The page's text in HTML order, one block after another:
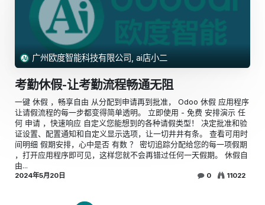
广州欧度智能科技有限公司, ai店小二
考勤休假-让考勤流程畅通无阻
一键 休假 ，畅享自由 从分配到申请再到批准， Odoo 休假 应用程序
让请假流程的每一步都变得简单透明。 立即使用 - 免费 安排演示 任
何 申请 ，快速响应 自定义您能想到的各种请假类型！ 决定批准和验
证设置、配置通知和自定义显示选项，让一切井井有条。 查看可用时
间明细 假期安排，心中是否 有数 ？ 密切追踪分配给您的每一项假期
，打开应用程序即可见，这样您就不会再错过任何一天假期。 休假自
由...
2024年5月20日 0 11022